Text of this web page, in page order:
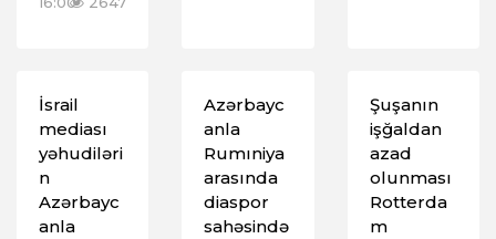
İsrail
mediası
yəhudiləri
n
Azərbayc
anla
Azərbayc
anla
Rumıniya
arasında
diaspor
sahəsində
Şuşanın
işğaldan
azad
olunması
Rotterda
m